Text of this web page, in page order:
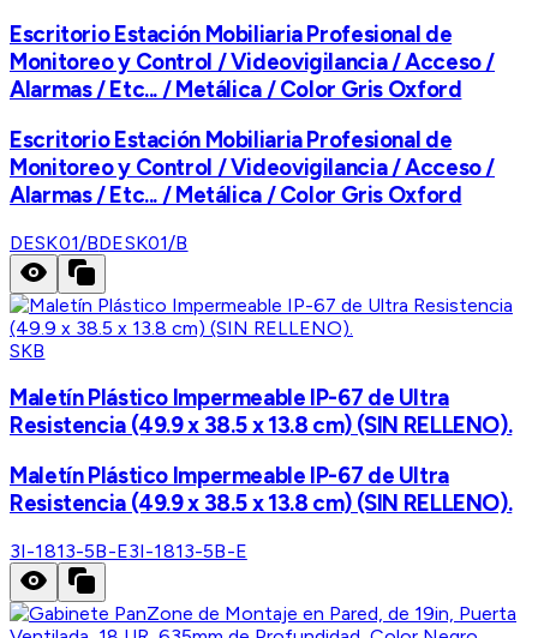
Escritorio Estación Mobiliaria Profesional de
Monitoreo y Control / Videovigilancia / Acceso /
Alarmas / Etc... / Metálica / Color Gris Oxford
Escritorio Estación Mobiliaria Profesional de
Monitoreo y Control / Videovigilancia / Acceso /
Alarmas / Etc... / Metálica / Color Gris Oxford
DESK01/BDESK01/B
SKB
Maletín Plástico Impermeable IP-67 de Ultra
Resistencia (49.9 x 38.5 x 13.8 cm) (SIN RELLENO).
Maletín Plástico Impermeable IP-67 de Ultra
Resistencia (49.9 x 38.5 x 13.8 cm) (SIN RELLENO).
3I-1813-5B-E3I-1813-5B-E